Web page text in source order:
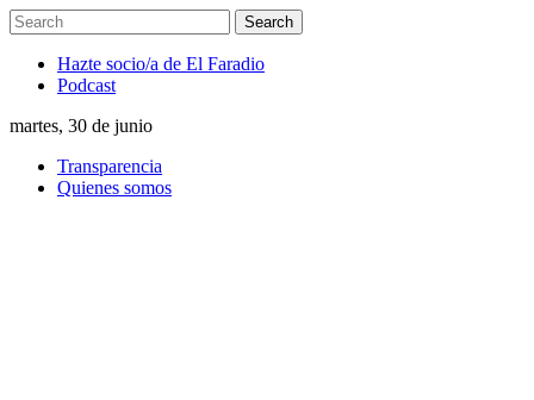
Hazte socio/a de El Faradio
Podcast
martes, 30 de junio
Transparencia
Quienes somos